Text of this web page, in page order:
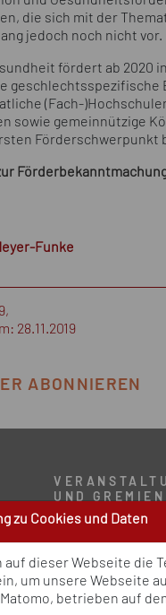
zu Cookies und Daten
auf dieser Webseite die
um unsere Webseite
betrieben auf
die sich mit der
jedoch noch nicht vor.
fördert ab
(Fach-
sowie gemeinnützige
Förderschwerpunkt
Funke
28.11.2019
ABONNIEREN
UND GREMIEN
Statuskonferenz
Präventionsforum
Externe Gremien
Interne Gremien